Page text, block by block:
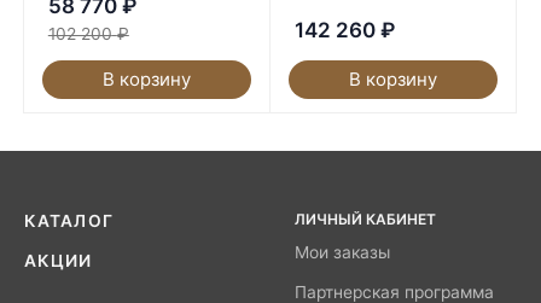
58 770 ₽
102 200 ₽
В корзину
142 260 ₽
В корзину
КАТАЛОГ
АКЦИИ
ЛИЧНЫЙ КАБИНЕТ
Мои заказы
Партнерская программа